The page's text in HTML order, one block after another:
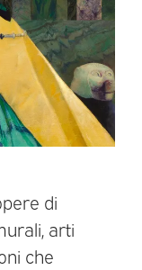
di
arti
che